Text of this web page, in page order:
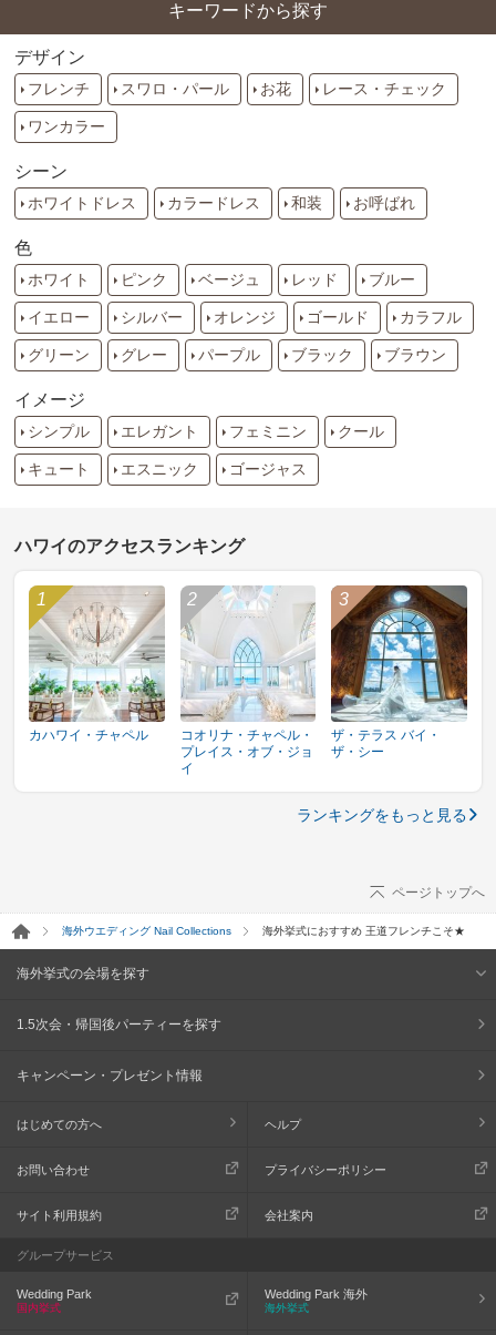
キーワードから探す
デザイン
フレンチ スワロ・パール お花 レース・チェック
ワンカラー
シーン
ホワイトドレス カラードレス 和装 お呼ばれ
色
ホワイト ピンク ベージュ レッド ブルー
イエロー シルバー オレンジ ゴールド カラフル
グリーン グレー パープル ブラック ブラウン
イメージ
シンプル エレガント フェミニン クール
キュート エスニック ゴージャス
ハワイのアクセスランキング
カハワイ・チャペル
コオリナ・チャペル・
プレイス・オブ・ジョ
イ
ザ・テラス バイ・
ザ・シー
ランキングをもっと見る
ページトップへ
海外ウエディング Nail Collections 海外挙式におすすめ 王道フレンチこそ★
海外挙式の会場を探す
1.5次会・帰国後パーティーを探す
キャンペーン・プレゼント情報
はじめての方へ ヘルプ
お問い合わせ プライバシーポリシー
サイト利用規約 会社案内
グループサービス
Wedding Park
国内挙式
Wedding Park 海外
海外挙式